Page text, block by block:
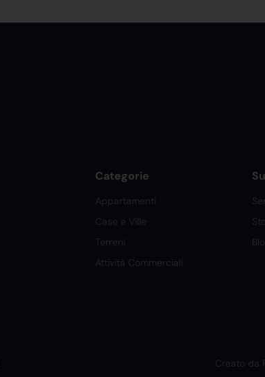
Categorie
Appartamenti
Case e Ville
Terreni
Attività Commerciali
Creato da